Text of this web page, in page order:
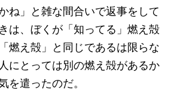
ね」と雑な間合いで返事をして
は、ぼくが「知ってる」燃え殻
燃え殻」と同じであるは限らな
にとっては別の燃え殻があるか
を遣ったのだ。